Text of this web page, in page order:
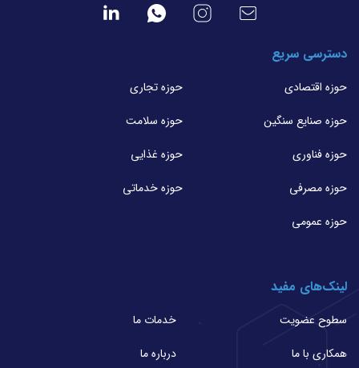
دسترسی سریع
حوزه اقتصادی
حوزه تجاری
حوزه صنایع سنگین
حوزه سلامت
حوزه فناوری
حوزه غذایی
حوزه مصرفی
حوزه خدماتی
حوزه عمومی
لینک‌های مفید
سطوح عضویت
خدمات ما
همکاری با ما
درباره ما